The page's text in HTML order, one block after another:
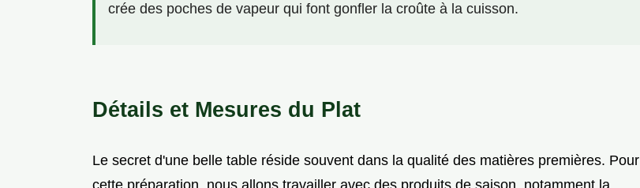
crée des poches de vapeur qui font gonfler la croûte à la cuisson.
Détails et Mesures du Plat
Le secret d'une belle table réside souvent dans la qualité des matières premières. Pour